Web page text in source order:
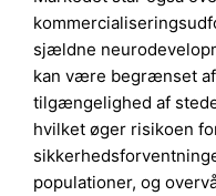
sjældne
kan være begrænset
tilgængelighed af
hvilket øger risikoen
populationer, og